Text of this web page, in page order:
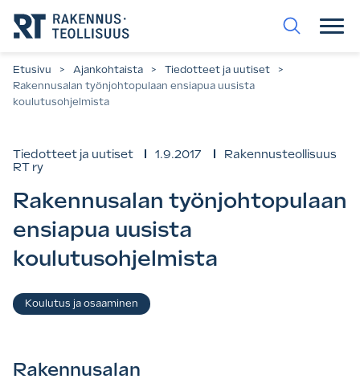
suoraan
sisältöön.
Etusivu > Ajankohtaista > Tiedotteet ja uutiset
>
Rakennusalan työnjohtopulaan ensiapua uusista
koulutusohjelmista
Tiedotteet ja uutiset 1.9.2017
Rakennusteollisuus
RT ry
Rakennusalan työnjohtopulaan
ensiapua uusista
koulutusohjelmista
Asiasanat
Koulutus ja osaaminen
Rakennusalan